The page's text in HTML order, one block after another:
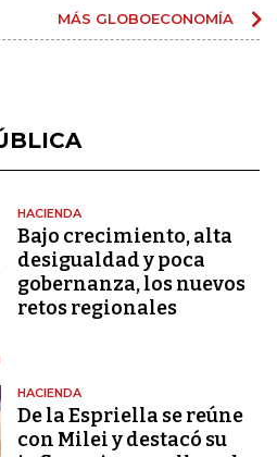
MÁS GLOBOECONOMÍA
HACIENDA
Bajo crecimiento, alta
desigualdad y poca
gobernanza, los nuevos
retos regionales
HACIENDA
De la Espriella se reúne
con Milei y destacó su